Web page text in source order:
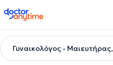
doctoranytime
Γυναικολόγος -